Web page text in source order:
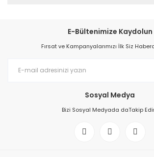
E-Bültenimize Kaydolun
Fırsat ve Kampanyalarımızı İlk Siz
Sosyal Medya
Bizi Sosyal Medyada daTakip